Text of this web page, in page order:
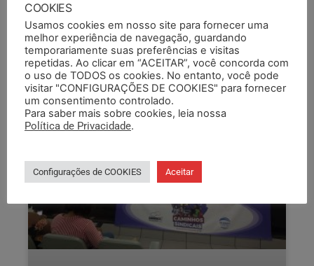
10/02/2025
COOKIES
Usamos cookies em nosso site para fornecer uma
melhor experiência de navegação, guardando
temporariamente suas preferências e visitas
repetidas. Ao clicar em “ACEITAR”, você concorda com
o uso de TODOS os cookies. No entanto, você pode
visitar "CONFIGURAÇÕES DE COOKIES" para fornecer
um consentimento controlado.
Para saber mais sobre cookies, leia nossa
Política de Privacidade.
Configurações de COOKIES Aceitar